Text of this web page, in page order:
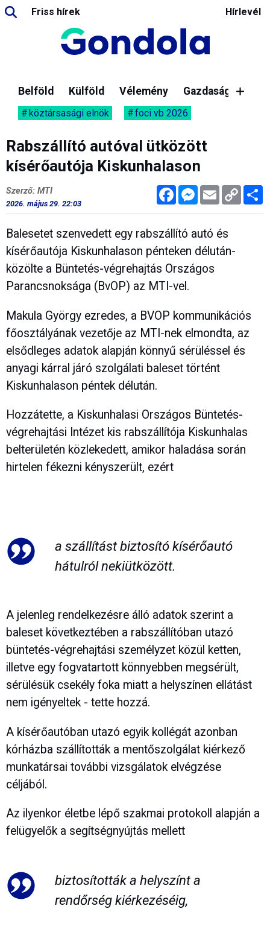
Friss hírek Hírlevél
Belföld Külföld Vélemény Gazdaság
köztársasági elnök foci vb 2026
Rabszállító autóval ütközött
kísérőautója Kiskunhalason
FacebookMessenger
Email Copy
Link
Szerző: MTI
2026. május 29. 22:03
Balesetet szenvedett egy rabszállító autó és
kísérőautója Kiskunhalason pénteken délután-
közölte a Büntetés-végrehajtás Országos
Parancsnoksága (BvOP) az MTI-vel.
Makula György ezredes, a BVOP kommunikációs
főosztályának vezetője az MTI-nek elmondta, az
elsődleges adatok alapján könnyű sérüléssel és
anyagi kárral járó szolgálati baleset történt
Kiskunhalason péntek délután.
Hozzátette, a Kiskunhalasi Országos Büntetés-
végrehajtási Intézet kis rabszállítója Kiskunhalas
belterületén közlekedett, amikor haladása során
hirtelen fékezni kényszerült, ezért
a szállítást biztosító kísérőautó
hátulról nekiütközött.
A jelenleg rendelkezésre álló adatok szerint a
baleset következtében a rabszállítóban utazó
büntetés-végrehajtási személyzet közül ketten,
illetve egy fogvatartott könnyebben megsérült,
sérülésük csekély foka miatt a helyszínen ellátást
nem igényeltek - tette hozzá.
A kísérőautóban utazó egyik kollégát azonban
kórházba szállították a mentőszolgálat kiérkező
munkatársai további vizsgálatok elvégzése
céljából.
Az ilyenkor életbe lépő szakmai protokoll alapján a
felügyelők a segítségnyújtás mellett
biztosították a helyszínt a
rendőrség kiérkezéséig,